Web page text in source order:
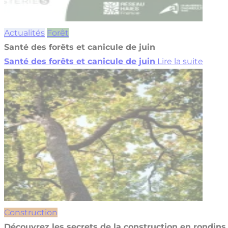
Actualités Forêt
Santé des forêts et canicule de juin
Santé des forêts et canicule de juin Lire la suite
Construction